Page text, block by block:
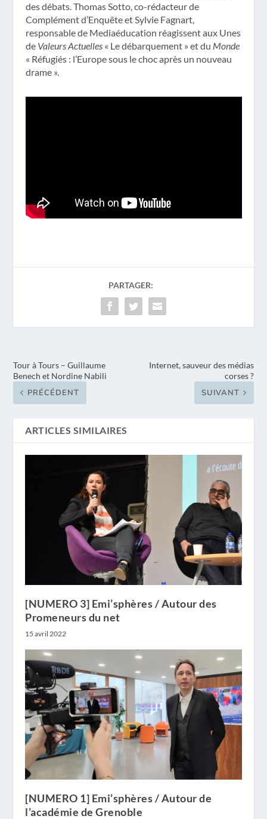
des débats. Thomas Sotto, co-rédacteur de
Complément d’Enquête et Sylvie Fagnart,
responsable de Mediaéducation réagissent aux Unes
de Valeurs Actuelles« Le débarquement » et du Monde
« Réfugiés : l’Europe sous le choc après un nouveau
drame ».
PARTAGER:
Tour à Tours – Guillaume
Benech et Nordine Nabili
PRÉCÉDENT
Internet, sauveur des médias
corses ?
SUIVANT
ARTICLES SIMILAIRES
[NUMERO 3] Emi’sphères / Autour des
Promeneurs du net
15 avril 2022
[NUMERO 1] Emi’sphères / Autour de
l’académie de Grenoble